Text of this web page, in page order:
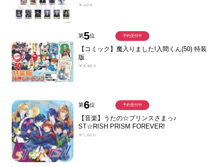
￥400
第5位
【コミック】魔入りました!入間くん(50) 特装
版
￥3,850
予約受付中
第6位
【音楽】うたの☆プリンスさまっ♪
ST☆RISH PRISM FOREVER!
￥1,650
予約受付中